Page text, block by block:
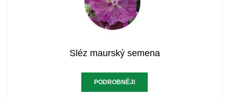
Sléz maurský semena
PODROBNĚJI